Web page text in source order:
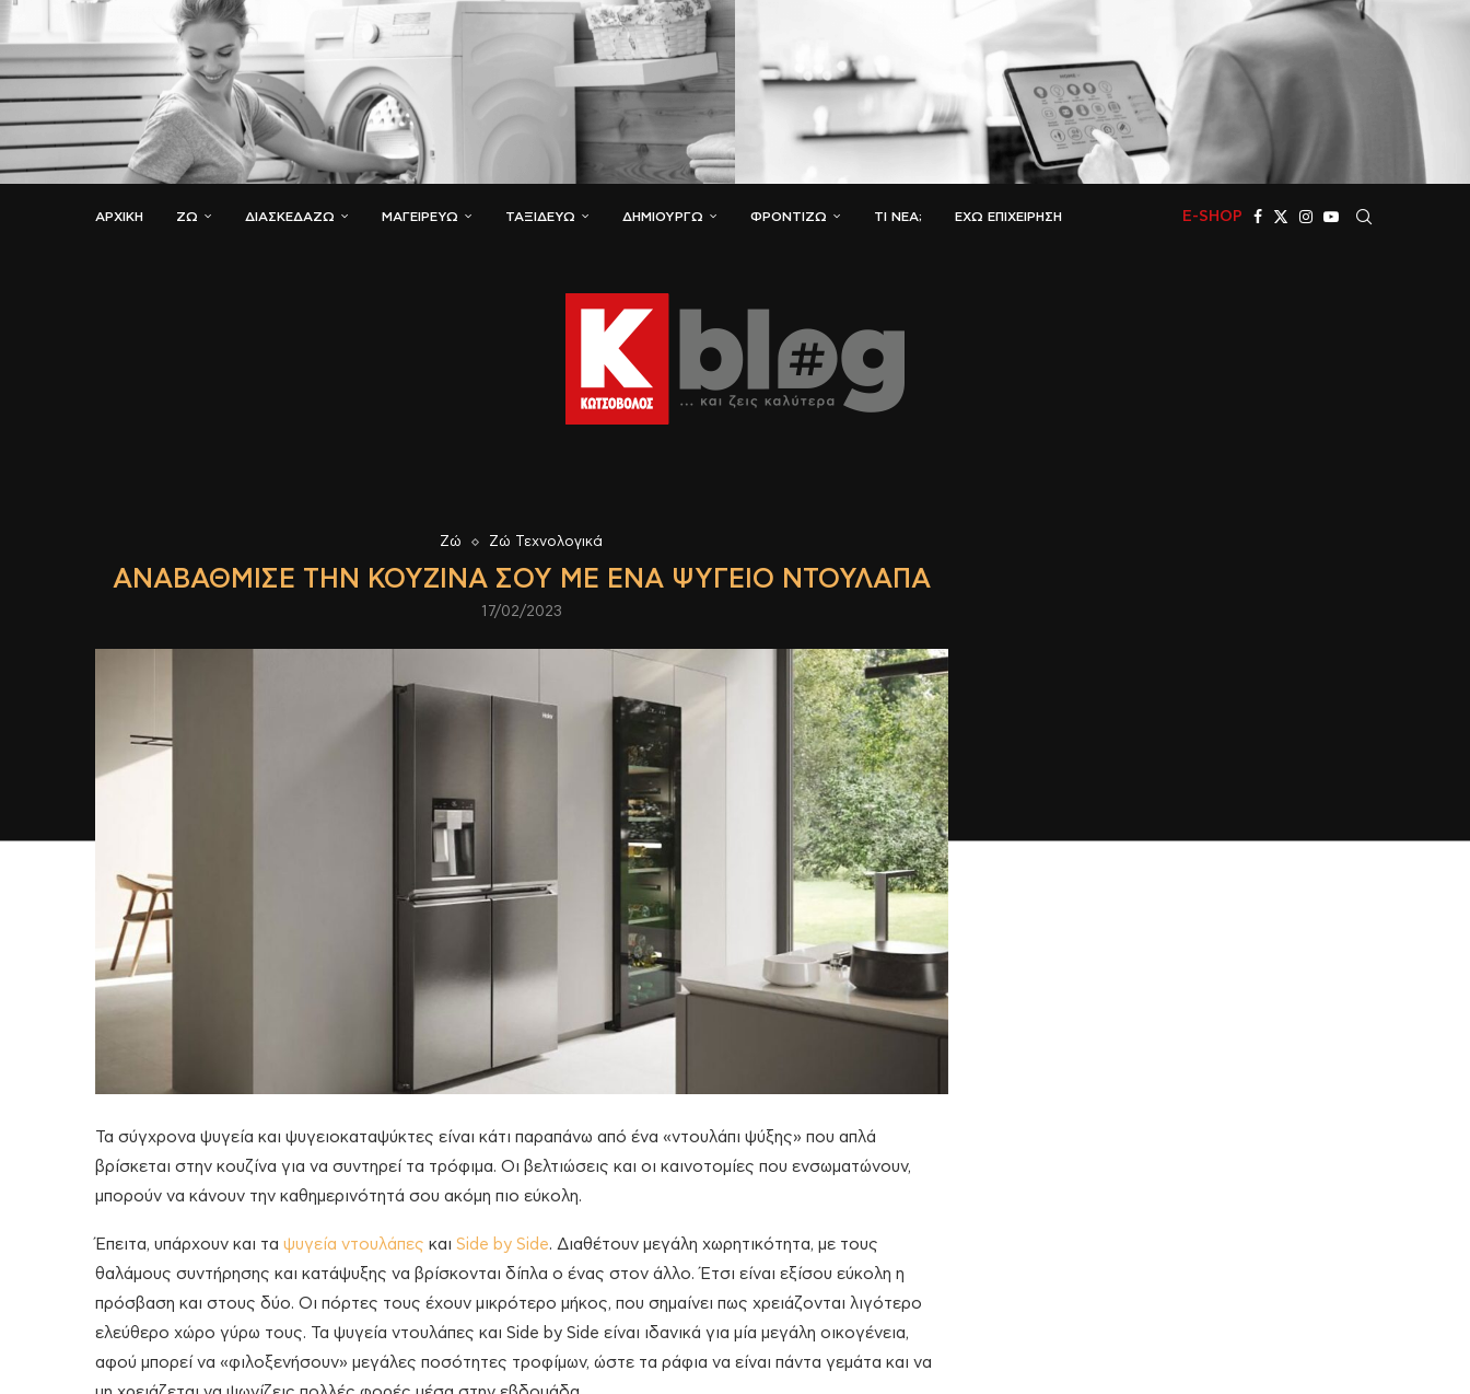
ΑΡΧΙΚΗ ΖΏ ΔΙΑΣΚΕΔΆΖΩ ΜΑΓΕΙΡΕΎΩ ΤΑΞΙΔΕΎΩ ΔΗΜΙΟΥΡΓΏ ΦΡΟΝΤΊΖΩ ΤΙ ΝΈΑ; ΈΧΩ ΕΠΙΧΕΊΡΗΣΗ E-SHOP
Ζώ Ζώ Τεχνολογικά
ΑΝΑΒΆΘΜΙΣΕ ΤΗΝ ΚΟΥΖΊΝΑ ΣΟΥ ΜΕ ΈΝΑ ΨΥΓΕΊΟ ΝΤΟΥΛΆΠΑ
17/02/2023
Τα σύγχρονα ψυγεία και ψυγειοκαταψύκτες είναι κάτι παραπάνω από ένα «ντουλάπι ψύξης» που απλά
βρίσκεται στην κουζίνα για να συντηρεί τα τρόφιμα. Οι βελτιώσεις και οι καινοτομίες που ενσωματώνουν,
μπορούν να κάνουν την καθημερινότητά σου ακόμη πιο εύκολη.
Έπειτα, υπάρχουν και τα ψυγεία ντουλάπες και Side by Side. Διαθέτουν μεγάλη χωρητικότητα, με τους
θαλάμους συντήρησης και κατάψυξης να βρίσκονται δίπλα ο ένας στον άλλο. Έτσι είναι εξίσου εύκολη η
πρόσβαση και στους δύο. Οι πόρτες τους έχουν μικρότερο μήκος, που σημαίνει πως χρειάζονται λιγότερο
ελεύθερο χώρο γύρω τους. Τα ψυγεία ντουλάπες και Side by Side είναι ιδανικά για μία μεγάλη οικογένεια,
αφού μπορεί να «φιλοξενήσουν» μεγάλες ποσότητες τροφίμων, ώστε τα ράφια να είναι πάντα γεμάτα και να